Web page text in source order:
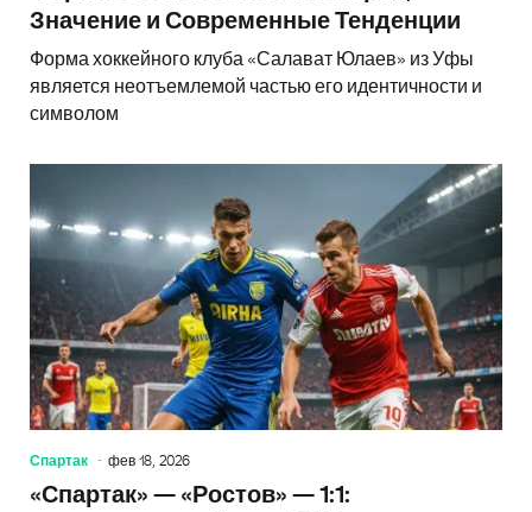
Значение и Современные Тенденции
Форма хоккейного клуба «Салават Юлаев» из Уфы
является неотъемлемой частью его идентичности и
символом
Спартак фев 18, 2026
«Спартак» — «Ростов» — 1:1: